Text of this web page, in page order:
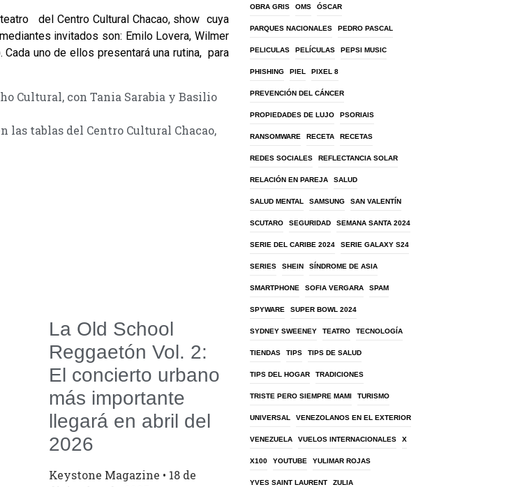
del Centro Cultural Chacao, show cuya
invitados son: Emilo Lovera, Wilmer
uno de ellos presentará una rutina, para
Cultural, con Tania Sarabia y Basilio
las tablas del Centro Cultural Chacao,
La Old School
Reggaetón Vol. 2:
El concierto urbano
más importante
llegará en abril del
2026
Keystone Magazine
18 de
OBRA GRIS OMS ÓSCAR
PARQUES NACIONALES PEDRO PASCAL
PELICULAS PELÍCULAS PEPSI MUSIC
PHISHING PIEL PIXEL 8
PREVENCIÓN DEL CÁNCER
PROPIEDADES DE LUJO PSORIAIS
RANSOMWARE RECETA RECETAS
REDES SOCIALES REFLECTANCIA SOLAR
RELACIÓN EN PAREJA SALUD
SALUD MENTAL SAMSUNG SAN VALENTÍN
SCUTARO SEGURIDAD SEMANA SANTA 2024
SERIE DEL CARIBE 2024 SERIE GALAXY S24
SERIES SHEIN SÍNDROME DE ASIA
SMARTPHONE SOFIA VERGARA SPAM
SPYWARE SUPER BOWL 2024
SYDNEY SWEENEY TEATRO TECNOLOGÍA
TIENDAS TIPS TIPS DE SALUD
TIPS DEL HOGAR TRADICIONES
TRISTE PERO SIEMPRE MAMI TURISMO
UNIVERSAL VENEZOLANOS EN EL EXTERIOR
VENEZUELA VUELOS INTERNACIONALES X
X100 YOUTUBE YULIMAR ROJAS
YVES SAINT LAURENT ZULIA